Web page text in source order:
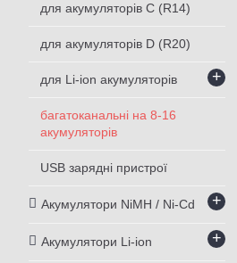
для акумуляторів С (R14)
для акумуляторів D (R20)
для Li-ion акумуляторів +
багатоканальні на 8-16
акумуляторів
USB зарядні пристрої
Акумулятори NiMH / Ni-Cd +
Акумулятори Li-ion +